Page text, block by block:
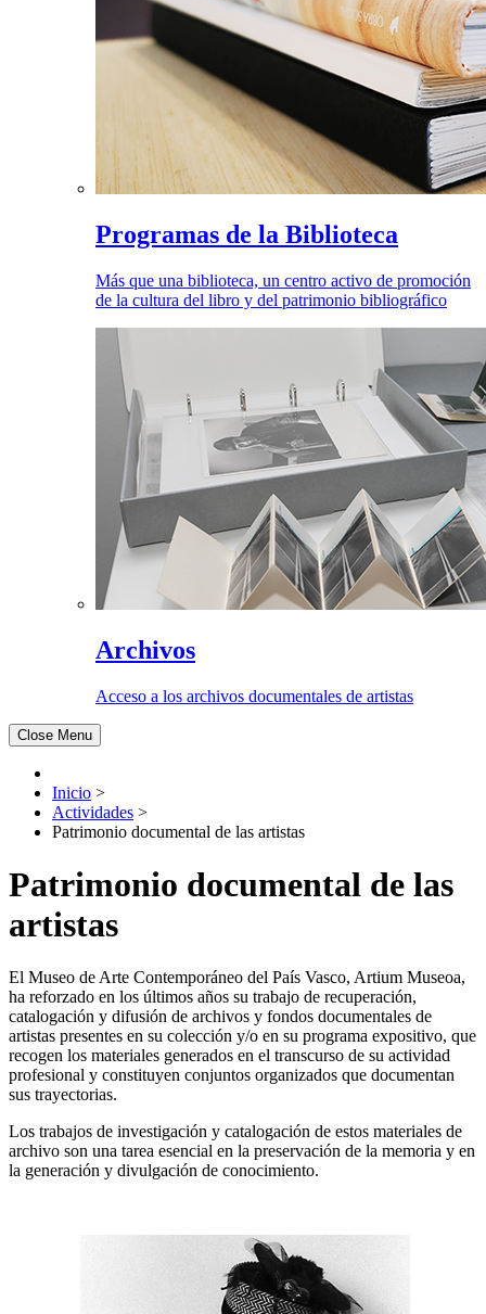
Programas de la Biblioteca
Más que una biblioteca, un centro activo de promoción
de la cultura del libro y del patrimonio bibliográfico
Archivos
Acceso a los archivos documentales de artistas
Close Menu
Inicio >
Actividades >
Patrimonio documental de las artistas
Patrimonio documental de las
artistas
El Museo de Arte Contemporáneo del País Vasco, Artium Museoa,
ha reforzado en los últimos años su trabajo de recuperación,
catalogación y difusión de archivos y fondos documentales de
artistas presentes en su colección y/o en su programa expositivo, que
recogen los materiales generados en el transcurso de su actividad
profesional y constituyen conjuntos organizados que documentan
sus trayectorias.
Los trabajos de investigación y catalogación de estos materiales de
archivo son una tarea esencial en la preservación de la memoria y en
la generación y divulgación de conocimiento.